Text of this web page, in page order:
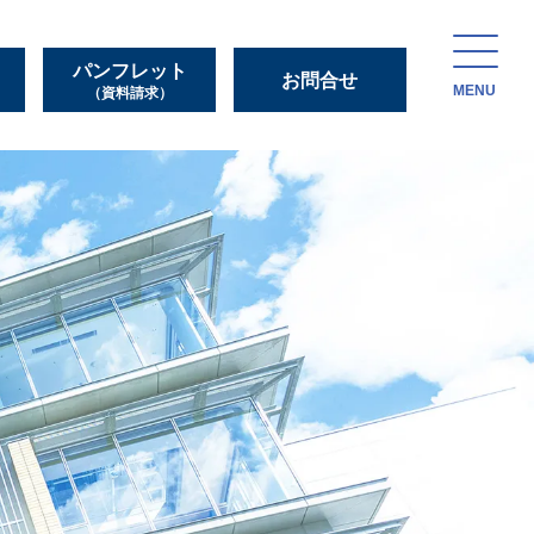
パンフレット
（資料請求）
お問合せ
MENU